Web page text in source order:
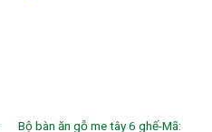
Bộ bàn ăn gỗ me tây 6 ghế-Mã: